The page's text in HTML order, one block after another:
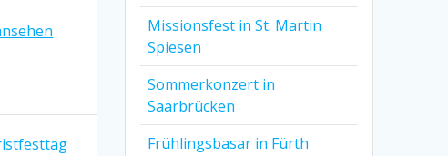
Missionsfest in St. Martin
Spiesen
Sommerkonzert in
Saarbrücken
Frühlingsbasar in Fürth